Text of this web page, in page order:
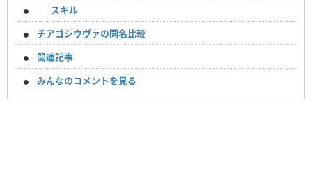
スキル
チアゴシウヴァの同名比較
関連記事
みんなのコメントを見る